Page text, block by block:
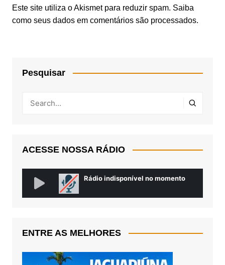
Este site utiliza o Akismet para reduzir spam. Saiba
como seus dados em comentários são processados.
Pesquisar
ACESSE NOSSA RÁDIO
ENTRE AS MELHORES